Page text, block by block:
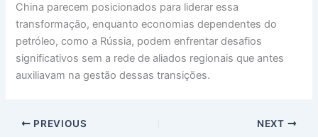
China parecem posicionados para liderar essa
transformação, enquanto economias dependentes do
petróleo, como a Rússia, podem enfrentar desafios
significativos sem a rede de aliados regionais que antes
auxiliavam na gestão dessas transições.
PREVIOUS NEXT